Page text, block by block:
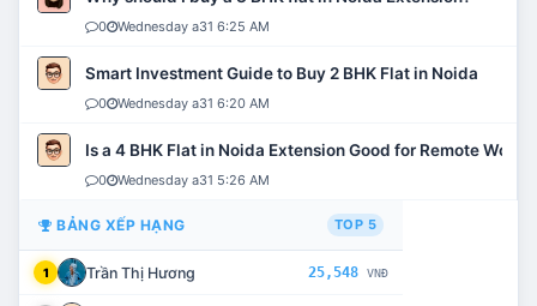
0 Wednesday a31 6:25 AM
Smart Investment Guide to Buy 2 BHK Flat in Noida
0 Wednesday a31 6:20 AM
Is a 4 BHK Flat in Noida Extension Good for Remote Work?
0 Wednesday a31 5:26 AM
BẢNG XẾP HẠNG TOP 5
1 Trần Thị Hương 25,548 VNĐ